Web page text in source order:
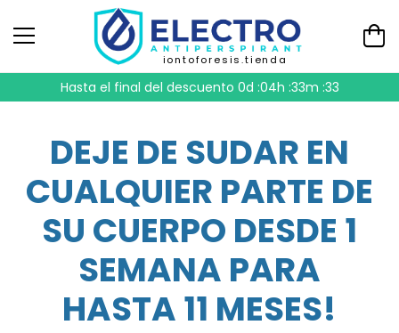
iontoforesis.tienda
Hasta el final del descuento 0d :04h :33m :32
DEJE DE SUDAR EN
CUALQUIER PARTE DE
SU CUERPO DESDE 1
SEMANA PARA
HASTA 11 MESES!